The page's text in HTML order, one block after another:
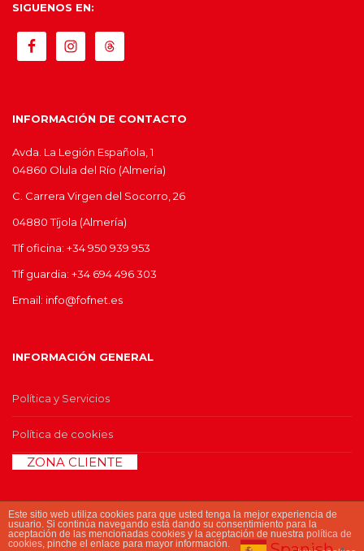
SIGUENOS EN:
INFORMACIÓN DE CONTACTO
Avda. La Legión Española, 1
04860 Olula del Río (Almería)
C. Carrera Virgen del Socorro, 26
04880 Tíjola (Almería)
Tlf oficina: +34 950 939 953
Tlf guardia: +34 694 496 303
Email: info@fofnet.es
INFORMACIÓN GENERAL
Política y Servicios
Política de cookies
ZONA CLIENTE
© 2017 Copyright fofnet.es
Este sitio web utiliza cookies para que usted tenga la mejor experiencia de
usuario. Si continúa navegando está dando su consentimiento para la
aceptación de las mencionadas cookies y la aceptación de nuestra política de
cookies, pinche el enlace para mayor información. ▼